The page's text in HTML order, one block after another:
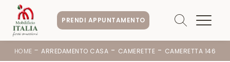
PRENDI APPUNTAMENTO
HOME -ARREDAMENTO CASA - CAMERETTE - CAMERETTA 146